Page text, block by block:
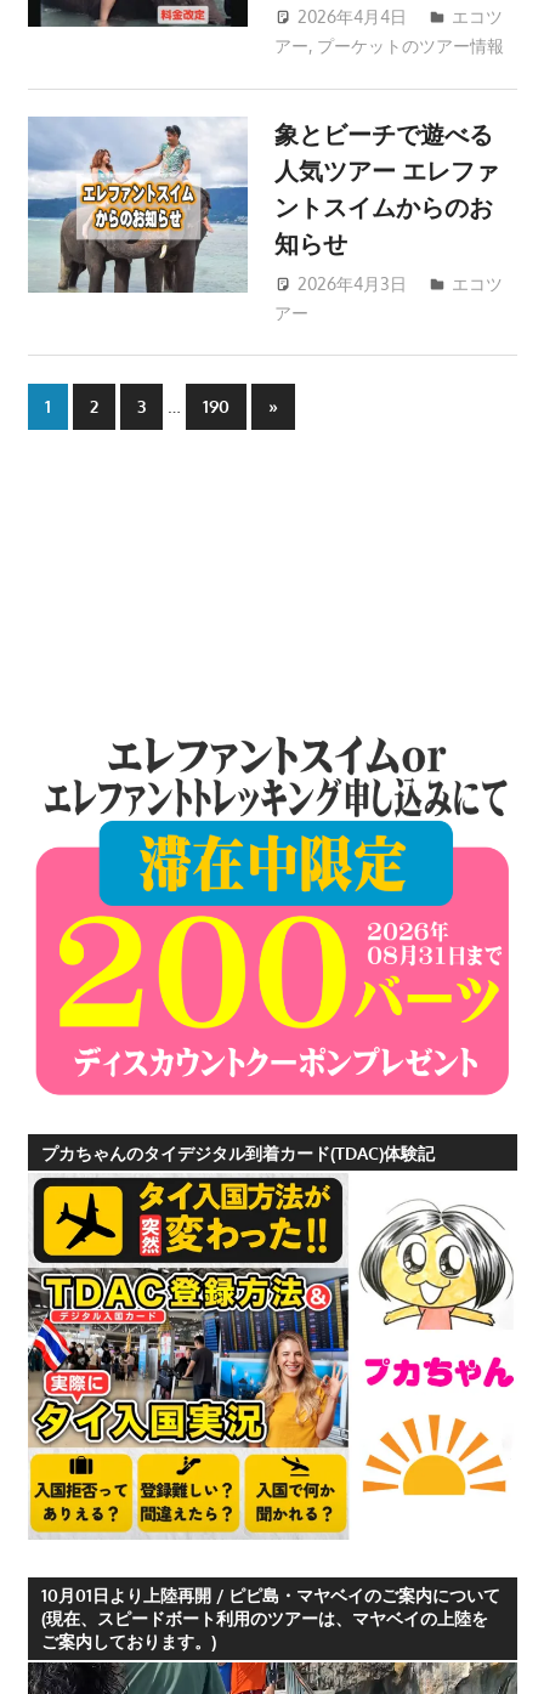
す。
2026年4月4日
patong003
エコツ
アー, プーケットのツアー情報
象とビーチで遊べる
人気ツアー エレファ
ントスイムからのお
知らせ
2026年4月3日
エコツ
アー
投1 2 3 190
Next
Posts
»
プカちゃんのタイデジタル到着カード(TDAC)体験記
10月01日より上陸再開 / ピピ島・マヤベイのご案内について
(現在、スピードボート利用のツアーは、マヤベイの上陸を
ご案内しております。)
動